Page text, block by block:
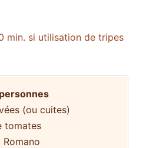
min. si utilisation de tripes
(ou cuites)
tomates